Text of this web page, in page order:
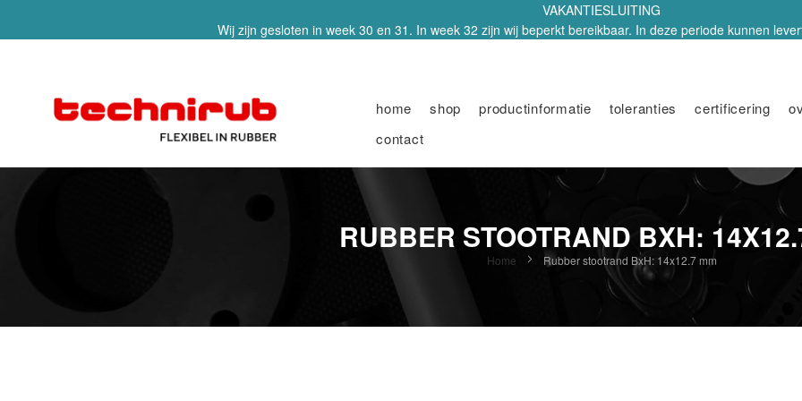
VAKANTIESLUITING
Wij zijn gesloten in week 30 en 31. In week 32 zijn wij beperkt bereikbaar. In deze periode kunnen
home shop productinformatie toleranties certificering
contact
RUBBER STOOTRAND BXH:
Home Rubber stootrand BxH: 14x12.7 mm